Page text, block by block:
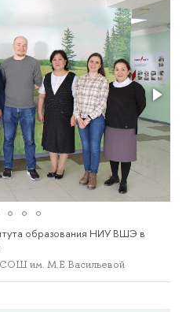
образования НИУ ВШЭ в
СОШ им. М.Е.Васильевой